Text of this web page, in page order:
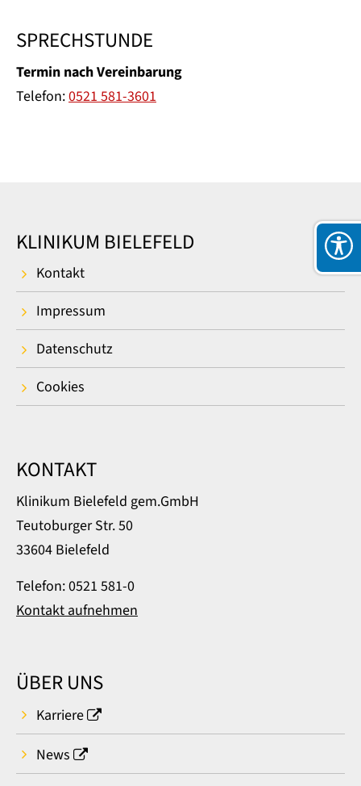
SPRECHSTUNDE
Termin nach Vereinbarung
Telefon:0521 581-3601
KLINIKUM BIELEFELD
Kontakt
Impressum
Datenschutz
Cookies
KONTAKT
Klinikum Bielefeld gem.GmbH
Teutoburger Str. 50
33604 Bielefeld
Telefon: 0521 581-0
Kontakt aufnehmen
ÜBER UNS
Karriere
News